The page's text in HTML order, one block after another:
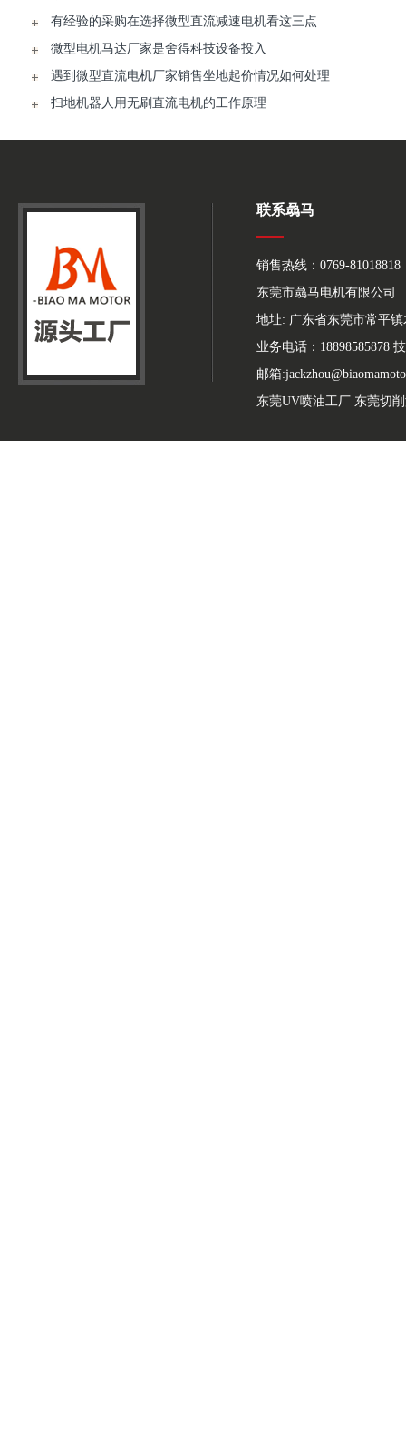
有经验的采购在选择微型直流减速电机看这三点
微型电机马达厂家是舍得科技设备投入
遇到微型直流电机厂家销售坐地起价情况如何处理
扫地机器人用无刷直流电机的工作原理
联系骉马
销售热线：0769-81018818
东莞市骉马电机有限公司
地址: 广东省东莞市常平
业务电话：18898585878
邮箱
东莞UV喷油工厂 东莞切